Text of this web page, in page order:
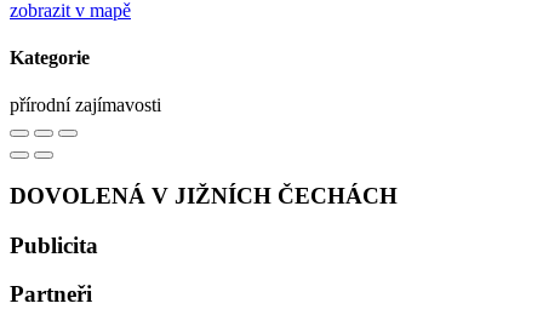
zobrazit v mapě
Kategorie
přírodní zajímavosti
DOVOLENÁ V JIŽNÍCH ČECHÁCH
Publicita
Partneři